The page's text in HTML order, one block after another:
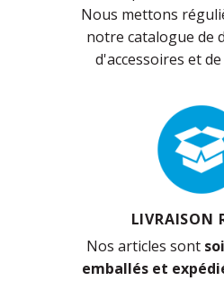
Nous mettons
notre catalogue de
d'accessoires et
LIVRAISON
Nos articles sont
emballés et